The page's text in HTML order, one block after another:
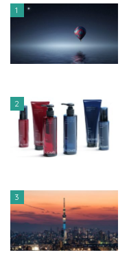
1
2
3